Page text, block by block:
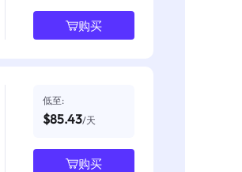
购买
低至:
$85.43/天
购买